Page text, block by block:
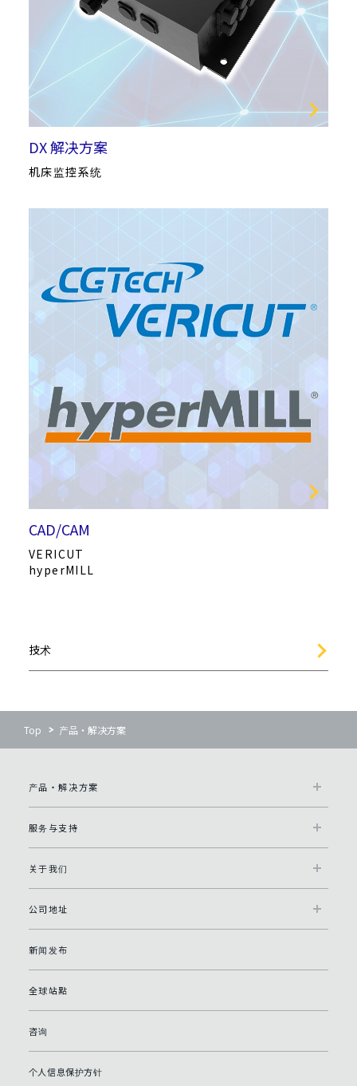
DX 解决方案
机床监控系统
CAD/CAM
VERICUT
hyperMILL
技术
Top 产品・解决方案
产品・解决方案
服务与支持
关于我们
公司地址
新闻发布
全球站點
咨询
个人信息保护方针